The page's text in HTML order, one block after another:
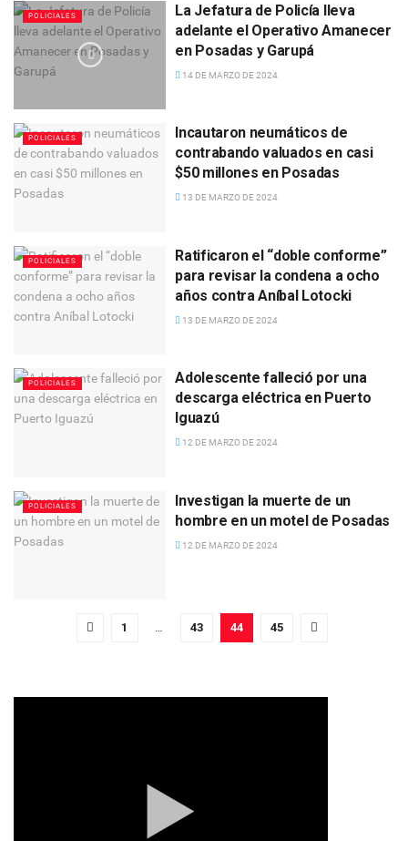
POLICIALES
La Jefatura de Policía lleva
adelante el Operativo Amanecer
en Posadas y Garupá
14 DE MARZO DE 2024
POLICIALES
Incautaron neumáticos de
contrabando valuados en casi
$50 millones en Posadas
13 DE MARZO DE 2024
POLICIALES
Ratificaron el “doble conforme”
para revisar la condena a ocho
años contra Aníbal Lotocki
13 DE MARZO DE 2024
POLICIALES
Adolescente falleció por una
descarga eléctrica en Puerto
Iguazú
12 DE MARZO DE 2024
POLICIALES
Investigan la muerte de un
hombre en un motel de Posadas
12 DE MARZO DE 2024
1 … 43 44 45